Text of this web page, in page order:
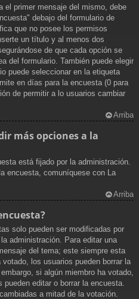
el primer mensaje del mismo, debe
debajo del formulario de
que no posee los permisos
un título y al menos dos
de que cada opción se
del formulario. También puede elegir
puede seleccionar en la etiqueta
en días para la encuesta (0 para
de permitir a lo usuarios cambiar
Arriba
más opciones a la
está fijado por la administración.
encuesta, comuníquese con La
Arriba
solo pueden ser modificadas por
administración. Para editar una
del tema; este siempre esta
los usuarios pueden borrar la
si algún miembro ha votado,
editar o borrar la encuesta.
a mitad de la votación.